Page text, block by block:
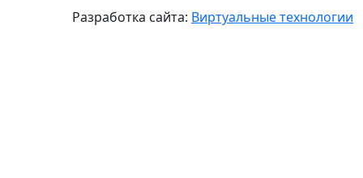
Разработка сайта: Виртуальные технологии